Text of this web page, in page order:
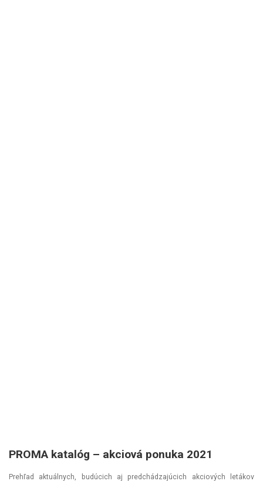
PROMA katalóg – akciová ponuka 2021
Prehľad aktuálnych, budúcich aj predchádzajúcich akciových letákov